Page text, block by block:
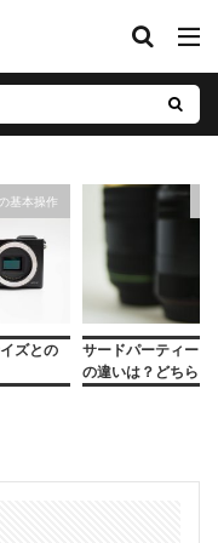
基本操作
ズとの
サードパーティー
の違いは？どちら